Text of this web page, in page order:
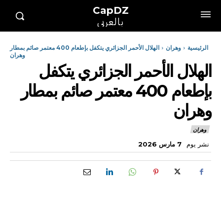
CapDZ
بالعربي
الرئيسية وهران
الهلال الأحمر الجزائري يتكفل بإطعام 400 معتمر صائم بمطار
وهران
الهلال الأحمر الجزائري يتكفل
بإطعام 400 معتمر صائم بمطار
وهران
وهران
نشر يوم 7 مارس 2026